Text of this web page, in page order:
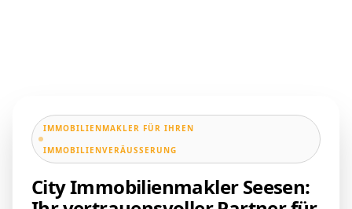
IMMOBILIENMAKLER FÜR IHREN
IMMOBILIENVERÄUSSERUNG
City Immobilienmakler Seesen: